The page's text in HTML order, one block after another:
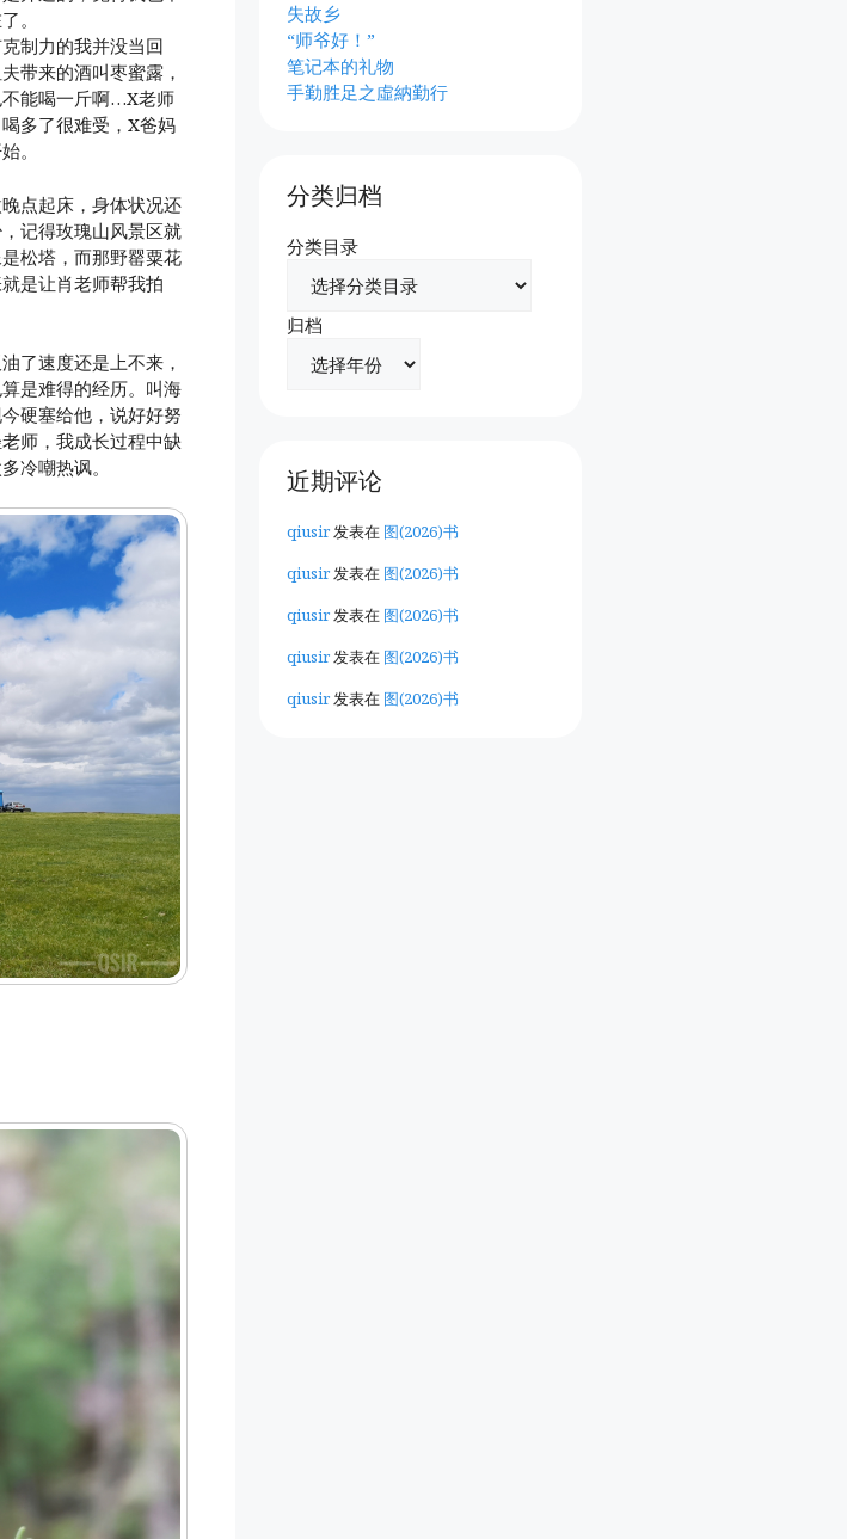
。
制力的我并没当回
带来的酒叫枣蜜露，
能喝一斤啊…X老师
多了很难受，X爸妈
。
点起床，身体状况还
记得玫瑰山风景区就
松塔，而那野罂粟花
是让肖老师帮我拍
了速度还是上不来，
是难得的经历。叫海
硬塞给他，说好好努
师，我成长过程中缺
冷嘲热讽。
失故乡
“师爷好！”
笔记本的礼物
手勤胜足之虛納勤行
分类归档
分类目录
归档
近期评论
qiusir发表在 图(2026)书
qiusir发表在 图(2026)书
qiusir发表在 图(2026)书
qiusir发表在 图(2026)书
qiusir发表在 图(2026)书